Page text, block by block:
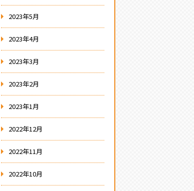
2023年5月
2023年4月
2023年3月
2023年2月
2023年1月
2022年12月
2022年11月
2022年10月